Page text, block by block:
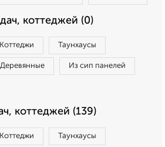
коттеджей (0)
Коттеджи Таунхаусы
Деревянные Из сип панелей
коттеджей (139)
Коттеджи Таунхаусы